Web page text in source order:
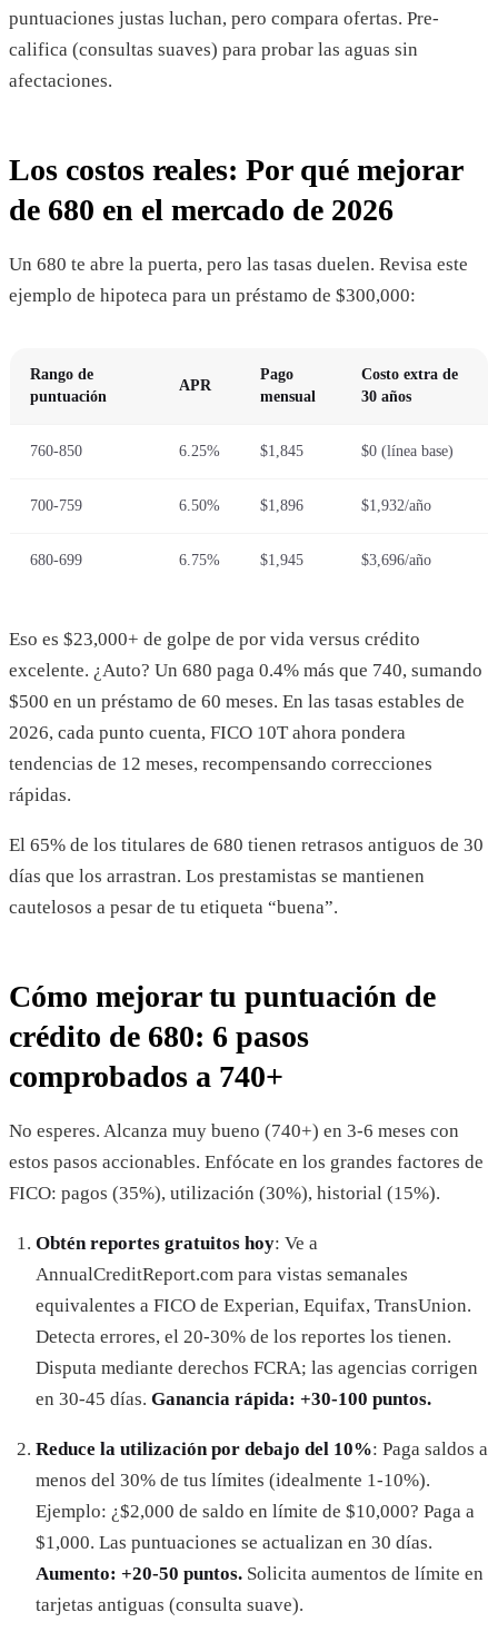
puntuaciones justas luchan, pero compara ofertas. Pre-
califica (consultas suaves) para probar las aguas sin
afectaciones.
Los costos reales: Por qué mejorar
de 680 en el mercado de 2026
Un 680 te abre la puerta, pero las tasas duelen. Revisa este
ejemplo de hipoteca para un préstamo de $300,000:
Rango de
puntuación
APR
Pago
mensual
Costo extra de
30 años
760-850 6.25% $1,845 $0 (línea base)
700-759 6.50% $1,896 $1,932/año
680-699 6.75% $1,945 $3,696/año
Eso es $23,000+ de golpe de por vida versus crédito
excelente. ¿Auto? Un 680 paga 0.4% más que 740, sumando
$500 en un préstamo de 60 meses. En las tasas estables de
2026, cada punto cuenta, FICO 10T ahora pondera
tendencias de 12 meses, recompensando correcciones
rápidas.
El 65% de los titulares de 680 tienen retrasos antiguos de 30
días que los arrastran. Los prestamistas se mantienen
cautelosos a pesar de tu etiqueta “buena”.
Cómo mejorar tu puntuación de
crédito de 680: 6 pasos
comprobados a 740+
No esperes. Alcanza muy bueno (740+) en 3-6 meses con
estos pasos accionables. Enfócate en los grandes factores de
FICO: pagos (35%), utilización (30%), historial (15%).
Obtén reportes gratuitos hoy: Ve a
AnnualCreditReport.com para vistas semanales
equivalentes a FICO de Experian, Equifax, TransUnion.
Detecta errores, el 20-30% de los reportes los tienen.
Disputa mediante derechos FCRA; las agencias corrigen
en 30-45 días. Ganancia rápida: +30-100 puntos.
Reduce la utilización por debajo del 10%: Paga saldos a
menos del 30% de tus límites (idealmente 1-10%).
Ejemplo: ¿$2,000 de saldo en límite de $10,000? Paga a
$1,000. Las puntuaciones se actualizan en 30 días.
Aumento: +20-50 puntos. Solicita aumentos de límite en
tarjetas antiguas (consulta suave).